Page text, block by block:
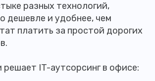
разных технологий,
дешевле и удобнее, чем
платить за простой дорогих
решает IT-аутсорсинг в офисе: